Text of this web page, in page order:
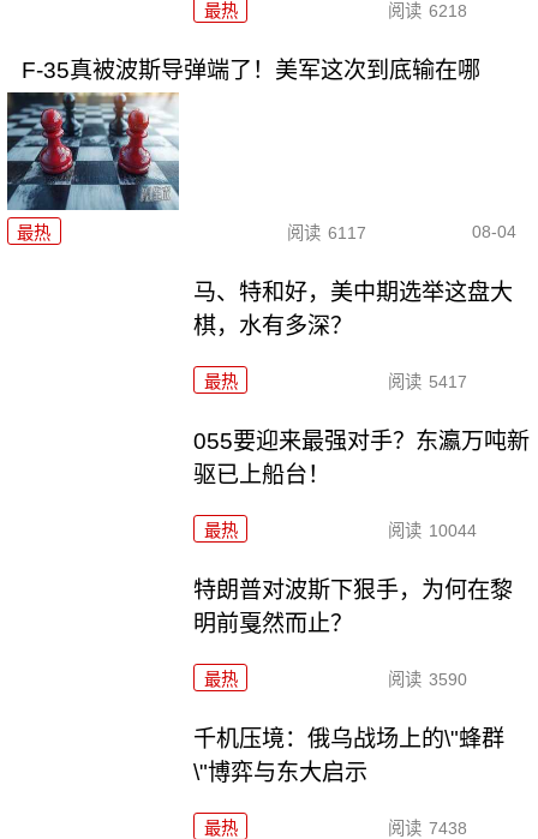
最热 阅读 6218
F-35真被波斯导弹端了！美军这次到底输在哪
最热 阅读 6117 08-04
马、特和好，美中期选举这盘大
棋，水有多深？
最热 阅读 5417
055要迎来最强对手？东瀛万吨新
驱已上船台！
最热 阅读 10044
特朗普对波斯下狠手，为何在黎
明前戛然而止？
最热 阅读 3590
千机压境：俄乌战场上的\"蜂群
\"博弈与东大启示
最热 阅读 7438